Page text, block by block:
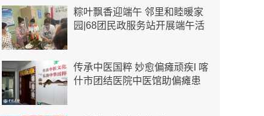
粽叶飘香迎端午 邻里和睦暖家
园|68团民政服务站开展端午活
传承中医国粹 妙愈偏瘫顽疾I 喀
什市团结医院中医馆助偏瘫患